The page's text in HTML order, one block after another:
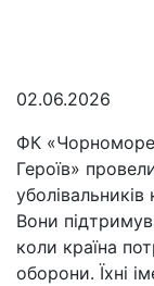
02.06.2026
ФК
Героїв»
уболівальників
Вони
коли країна
оборони. Їхні